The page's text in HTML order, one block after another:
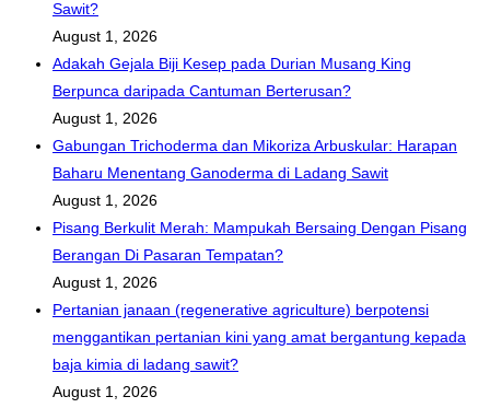
Sawit?
August 1, 2026
Adakah Gejala Biji Kesep pada Durian Musang King
Berpunca daripada Cantuman Berterusan?
August 1, 2026
Gabungan Trichoderma dan Mikoriza Arbuskular: Harapan
Baharu Menentang Ganoderma di Ladang Sawit
August 1, 2026
Pisang Berkulit Merah: Mampukah Bersaing Dengan Pisang
Berangan Di Pasaran Tempatan?
August 1, 2026
Pertanian janaan (regenerative agriculture) berpotensi
menggantikan pertanian kini yang amat bergantung kepada
baja kimia di ladang sawit?
August 1, 2026